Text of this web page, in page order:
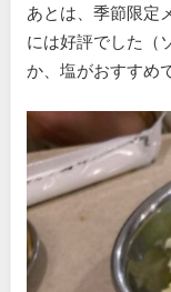
あとは、季節限定
には好評でした（
か、塩がおすすめ